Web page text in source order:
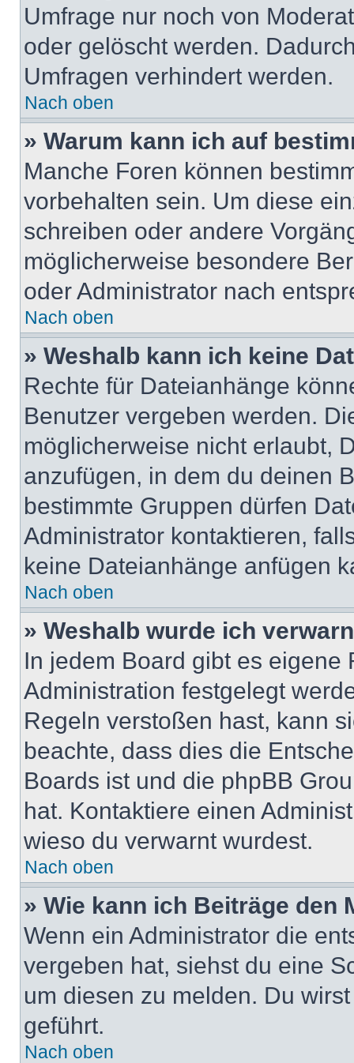
Umfrage nur noch von
oder gelöscht werden.
Umfragen verhindert werden.
Nach oben
» Warum kann ich auf
Manche Foren können
vorbehalten sein. Um diese
schreiben oder andere
möglicherweise besondere
oder Administrator nach
Nach oben
» Weshalb kann ich keine
Rechte für Dateianhänge
Benutzer vergeben werden.
möglicherweise nicht erlaubt,
anzufügen, in dem du deinen
bestimmte Gruppen dürfen
Administrator kontaktieren,
keine Dateianhänge anfügen
Nach oben
» Weshalb wurde ich
In jedem Board gibt es
Administration festgelegt
Regeln verstoßen hast, kann
beachte, dass dies die
Boards ist und die phpBB
hat. Kontaktiere einen
wieso du verwarnt wurdest.
Nach oben
» Wie kann ich Beiträge den
Wenn ein Administrator die
vergeben hat, siehst du eine
um diesen zu melden. Du
geführt.
Nach oben